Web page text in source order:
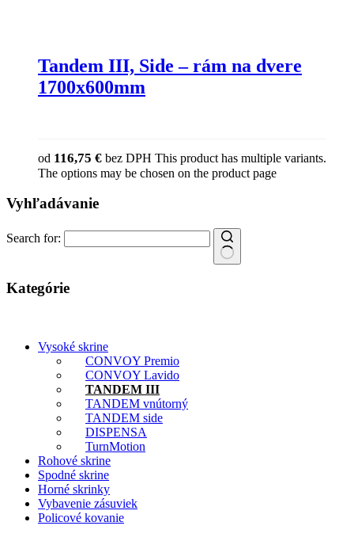
Tandem III, Side – rám na dvere
1700x600mm
od 116,75 € bez DPH This product has multiple variants.
The options may be chosen on the product page
Vyhľadávanie
Search for:
Kategórie
Vysoké skrine
CONVOY Premio
CONVOY Lavido
TANDEM III
TANDEM vnútorný
TANDEM side
DISPENSA
TurnMotion
Rohové skrine
Spodné skrine
Horné skrinky
Vybavenie zásuviek
Policové kovanie